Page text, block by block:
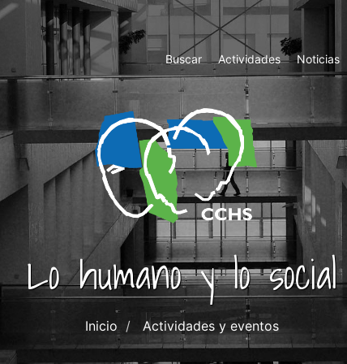
Top
Menu
Buscar Actividades Noticias
Lo humano y lo social
Inicio Actividades y eventos